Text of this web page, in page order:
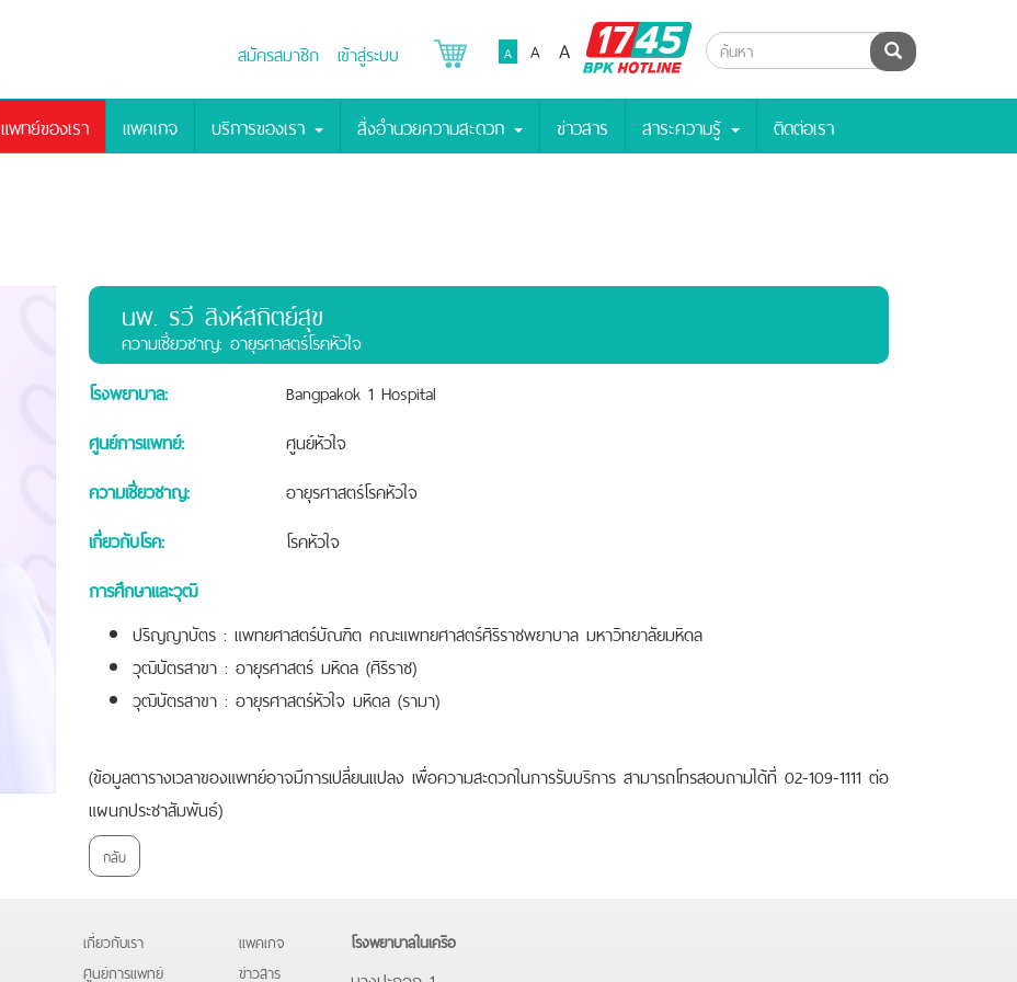
สมัครสมาชิก เข้าสู่ระบบ A A A
BPK
Hotline
ค้นหา
แพทย์ของเรา แพคเกจ บริการของเรา สิ่งอำนวยความสะดวก ข่าวสาร สาระความรู้ ติดต่อเรา
นพ. รวี สิงห์สถิตย์สุข
ความเชี่ยวชาญ: อายุรศาสตร์โรคหัวใจ
โรงพยาบาล:
Bangpakok 1 Hospital
ศูนย์การแพทย์:
ศูนย์หัวใจ
ความเชี่ยวชาญ:
อายุรศาสตร์โรคหัวใจ
เกี่ยวกับโรค:
โรคหัวใจ
การศึกษาและวุฒิ
ปริญญาบัตร : แพทยศาสตร์บัณฑิต คณะแพทยศาสตร์ศิริราชพยาบาล มหาวิทยาลัยมหิดล
วุฒิบัตรสาขา : อายุรศาสตร์ มหิดล (ศิริราช)
วุฒิบัตรสาขา : อายุรศาสตร์หัวใจ มหิดล (รามา)
(ข้อมูลตารางเวลาของแพทย์อาจมีการเปลี่ยนแปลง เพื่อความสะดวกในการรับบริการ สามารถโทรสอบถามได้ที่ 02-109-1111 ต่อ
แผนกประชาสัมพันธ์)
กลับ
เกี่ยวกับเรา
ศูนย์การแพทย์
แพคเกจ
ข่าวสาร
โรงพยาบาลในเครือ